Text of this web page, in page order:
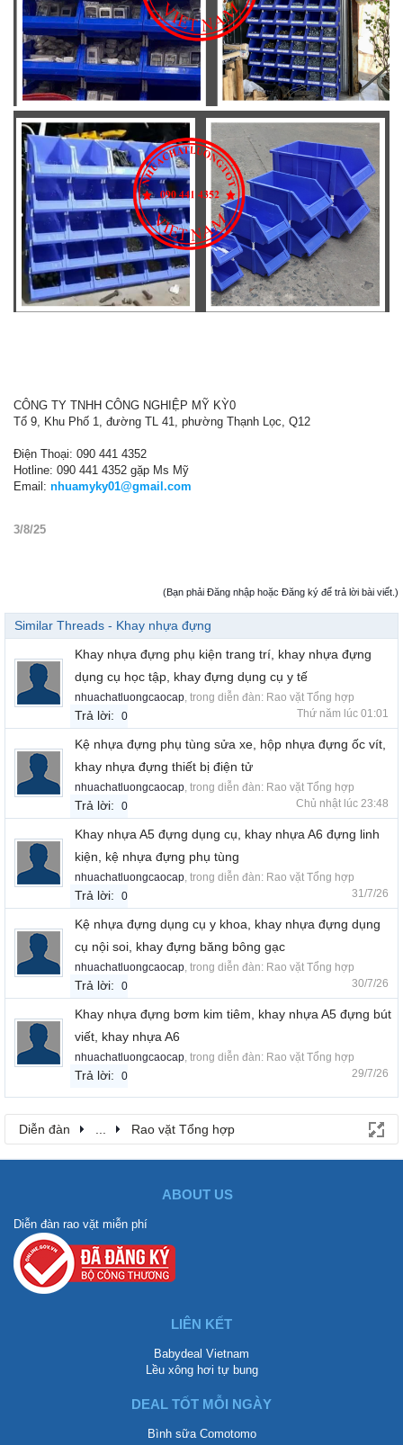
CÔNG TY TNHH CÔNG NGHIỆP MỸ KỲ0
Tổ 9, Khu Phố 1, đường TL 41, phường Thạnh Lọc, Q12
Điện Thoại: 090 441 4352
Hotline: 090 441 4352 gặp Ms Mỹ
Email: nhuamyky01@gmail.com
3/8/25
(Bạn phải Đăng nhập hoặc Đăng ký để trả lời bài viết.)
Similar Threads - Khay nhựa đựng
Khay nhựa đựng phụ kiện trang trí, khay nhựa đựng
dụng cụ học tập, khay đựng dụng cụ y tế
nhuachatluongcaocap , trong diễn đàn: Rao vặt Tổng hợp
Trả lời: 0 Thứ năm lúc 01:01
Kệ nhựa đựng phụ tùng sửa xe, hộp nhựa đựng ốc vít,
khay nhựa đựng thiết bị điện tử
nhuachatluongcaocap , trong diễn đàn: Rao vặt Tổng hợp
Trả lời: 0 Chủ nhật lúc 23:48
Khay nhựa A5 đựng dụng cụ, khay nhựa A6 đựng linh
kiện, kệ nhựa đựng phụ tùng
nhuachatluongcaocap , trong diễn đàn: Rao vặt Tổng hợp
Trả lời: 0 31/7/26
Kệ nhựa đựng dụng cụ y khoa, khay nhựa đựng dụng
cụ nội soi, khay đựng băng bông gạc
nhuachatluongcaocap , trong diễn đàn: Rao vặt Tổng hợp
Trả lời: 0 30/7/26
Khay nhựa đựng bơm kim tiêm, khay nhựa A5 đựng bút
viết, khay nhựa A6
nhuachatluongcaocap , trong diễn đàn: Rao vặt Tổng hợp
Trả lời: 0 29/7/26
Diễn đàn Rao vặt Tổng hợp
ABOUT US
Diễn đàn rao vặt miễn phí
LIÊN KẾT
Babydeal Vietnam
Lều xông hơi tự bung
DEAL TỐT MỖI NGÀY
Bình sữa Comotomo